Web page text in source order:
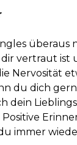
überaus
vertraut ist
Nervosität
du dich
immer